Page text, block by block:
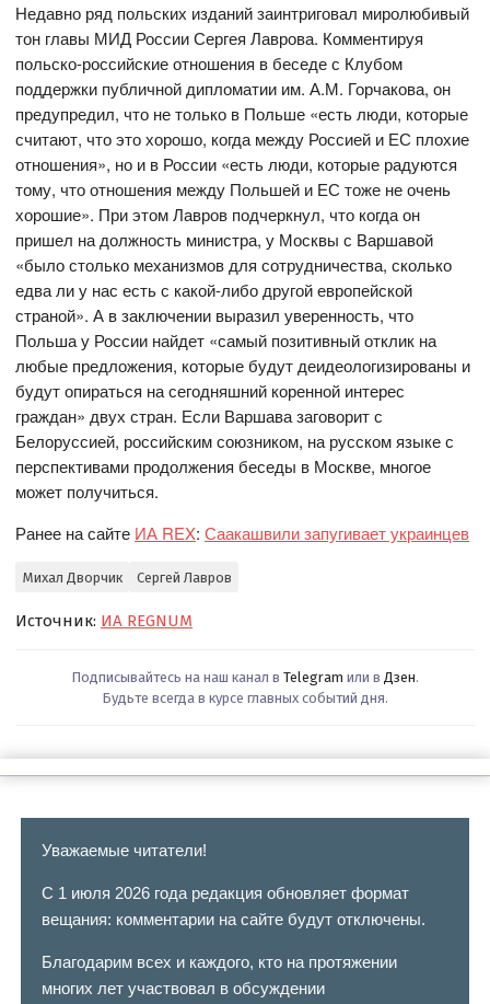
Недавно ряд польских изданий заинтриговал миролюбивый
тон главы МИД России Сергея Лаврова. Комментируя
польско-российские отношения в беседе с Клубом
поддержки публичной дипломатии им. А.М. Горчакова, он
предупредил, что не только в Польше «есть люди, которые
считают, что это хорошо, когда между Россией и ЕС плохие
отношения», но и в России «есть люди, которые радуются
тому, что отношения между Польшей и ЕС тоже не очень
хорошие». При этом Лавров подчеркнул, что когда он
пришел на должность министра, у Москвы с Варшавой
«было столько механизмов для сотрудничества, сколько
едва ли у нас есть с какой-либо другой европейской
страной». А в заключении выразил уверенность, что
Польша у России найдет «самый позитивный отклик на
любые предложения, которые будут деидеологизированы и
будут опираться на сегодняшний коренной интерес
граждан» двух стран. Если Варшава заговорит с
Белоруссией, российским союзником, на русском языке с
перспективами продолжения беседы в Москве, многое
может получиться.
Ранее на сайте ИА REX:Саакашвили запугивает украинцев
Михал Дворчик Сергей Лавров
Источник: ИА REGNUM
Подписывайтесь на наш канал в Telegram или в Дзен.
Будьте всегда в курсе главных событий дня.
Уважаемые читатели!
С 1 июля 2026 года редакция обновляет формат
вещания: комментарии на сайте будут отключены.
Благодарим всех и каждого, кто на протяжении
многих лет участвовал в обсуждении